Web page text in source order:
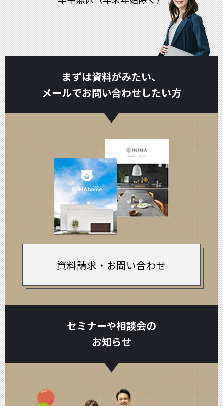
まずは資料がみたい、
メールでお問い合わせしたい方
資料請求・お問い合わせ
セミナーや相談会の
お知らせ